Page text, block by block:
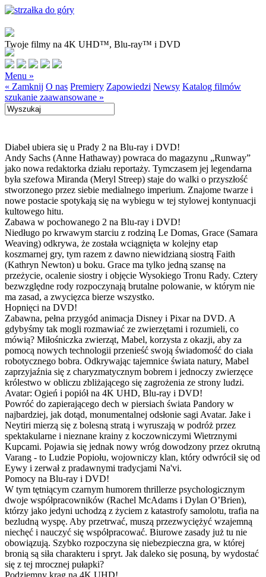
Twoje filmy na 4K UHD™, Blu-ray™ i DVD
Menu »
« Zamknij O nas Premiery Zapowiedzi Newsy Katalog filmów
szukanie zaawansowane »
Diabeł ubiera się u Prady 2 na Blu-ray i DVD!
Andy Sachs (Anne Hathaway) powraca do magazynu „Runway”
jako nowa redaktorka działu reportaży. Tymczasem jej legendarna
była szefowa Miranda (Meryl Streep) staje do walki o przyszłość
stworzonego przez siebie medialnego imperium. Znajome twarze i
nowe postacie spotykają się na wybiegu w tej stylowej kontynuacji
kultowego hitu.
Zabawa w pochowanego 2 na Blu-ray i DVD!
Niedługo po krwawym starciu z rodziną Le Domas, Grace (Samara
Weaving) odkrywa, że została wciągnięta w kolejny etap
koszmarnej gry, tym razem z dawno niewidzianą siostrą Faith
(Kathryn Newton) u boku. Grace ma tylko jedną szansę na
przeżycie, ocalenie siostry i objęcie Wysokiego Tronu Rady. Cztery
bezwzględne rody rozpoczynają brutalne polowanie, w którym nie
ma zasad, a zwycięzca bierze wszystko.
Hopnięci na DVD!
Zabawna, pełna przygód animacja Disney i Pixar na DVD. A
gdybyśmy tak mogli rozmawiać ze zwierzętami i rozumieli, co
mówią? Miłośniczka zwierząt, Mabel, korzysta z okazji, aby za
pomocą nowych technologii przenieść swoją świadomość do ciała
robotycznego bobra. Odkrywając tajemnice świata natury, Mabel
zaprzyjaźnia się z charyzmatycznym bobrem i jednoczy zwierzęce
królestwo w obliczu zbliżającego się zagrożenia ze strony ludzi.
Avatar: Ogień i popiół na 4K UHD, Blu-ray i DVD!
Powróć do zapierającego dech w piersiach świata Pandory w
najbardziej, jak dotąd, monumentalnej odsłonie sagi Avatar. Jake i
Neytiri mierzą się z bolesną stratą i wyruszają w podróż przez
spektakularne i nieznane krainy z koczowniczymi Wietrznymi
Kupcami. Pojawia się jednak nowy wróg dowodzony przez okrutną
Varang - to Ludzie Popiołu, wojowniczy klan, który odwrócił się od
Eywy i zerwał z pradawnymi tradycjami Na'vi.
Pomocy na Blu-ray i DVD!
W tym tętniącym czarnym humorem thrillerze psychologicznym
dwoje współpracowników (Rachel McAdams i Dylan O’Brien),
którzy jako jedyni uchodzą z życiem z katastrofy samolotu, trafia na
bezludną wyspę. Aby przetrwać, muszą przezwyciężyć wzajemną
niechęć i nauczyć się współpracować. Biurowe zasady już tu nie
obowiązują. Szybko rozpoczyna się niebezpieczna gra, w której
bronią są siła charakteru i spryt. Jak daleko się posuną, by wydostać
się z tej mrocznej pułapki?
Podziemny krąg na 4K UHD!